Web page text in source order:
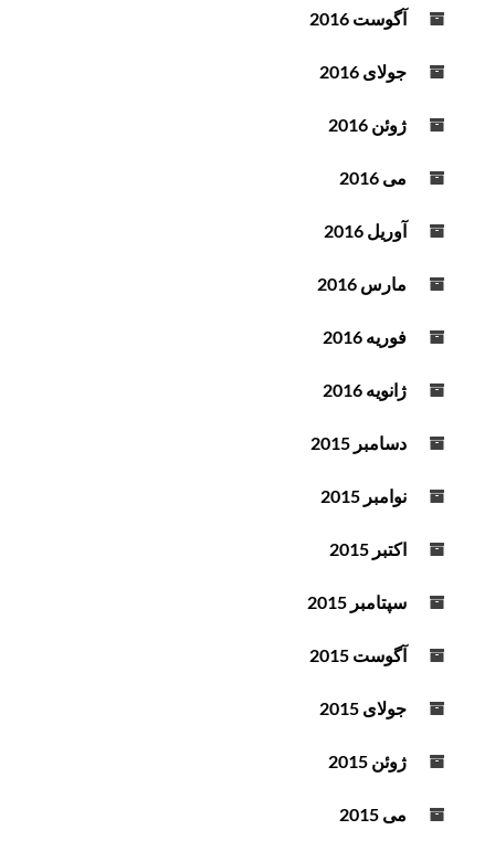
آگوست 2016
جولای 2016
ژوئن 2016
می 2016
آوریل 2016
مارس 2016
فوریه 2016
ژانویه 2016
دسامبر 2015
نوامبر 2015
اکتبر 2015
سپتامبر 2015
آگوست 2015
جولای 2015
ژوئن 2015
می 2015